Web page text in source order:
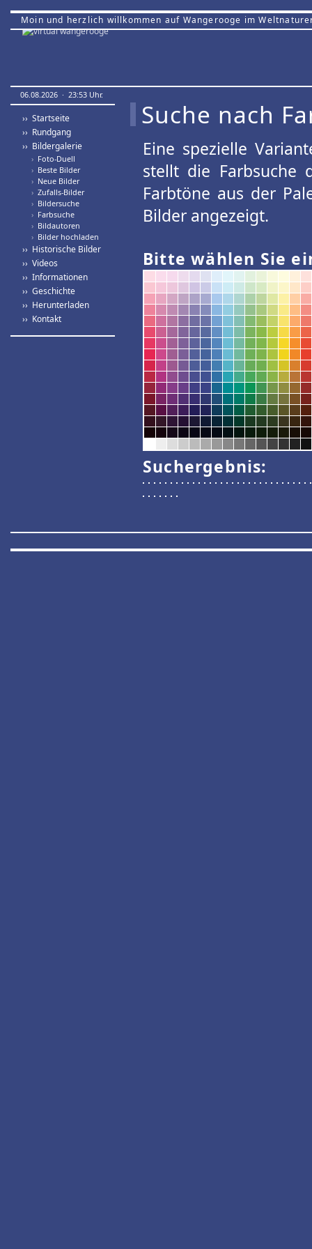
Moin und herzlich willkommen auf Wangerooge im
06.08.2026 · 23:53 Uhr.
›› Startseite
›› Rundgang
›› Bildergalerie
› Foto-Duell
› Beste Bilder
› Neue Bilder
› Zufalls-Bilder
› Bildersuche
› Farbsuche
› Bildautoren
› Bilder hochladen
›› Historische Bilder
›› Videos
›› Informationen
›› Geschichte
›› Herunterladen
›› Kontakt
Suche nach
Eine spezielle
stellt die Farbsuche
Farbtöne aus der
Bilder angezeigt.
Bitte wählen Sie
Suchergebnis: